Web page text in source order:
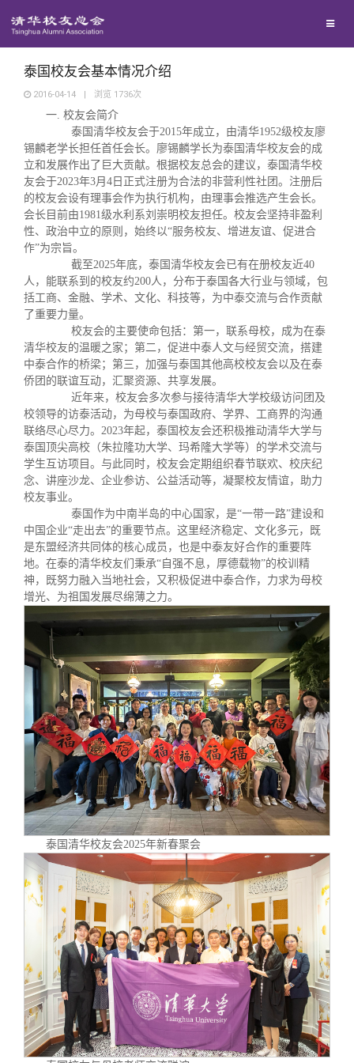
西南联大校友会
回馈母校
捐赠项目
捐赠新闻
捐赠纪事
义工计划
媒体平台
《清华校友通讯》
《水木清华》
新媒体平台
百年清华
清华人物
青春风采
校友文苑
校友讲坛
校友服务
信息化服务
三创大赛
实用信息
总会简介
会长致辞
总会章程
制度法规
联系我们
关闭
泰国校友会基本情况介绍
2016-04-14 | 浏览 1736次
一. 校友会简介
泰国清华校友会于2015年成立，由清华1952级校友廖
锡麟老学长担任首任会长。廖锡麟学长为泰国清华校友会的成
立和发展作出了巨大贡献。根据校友总会的建议，泰国清华校
友会于2023年3月4日正式注册为合法的非营利性社团。注册后
的校友会设有理事会作为执行机构，由理事会推选产生会长。
会长目前由1981级水利系刘崇明校友担任。校友会坚持非盈利
性、政治中立的原则，始终以“服务校友、增进友谊、促进合
作”为宗旨。
截至2025年底，泰国清华校友会已有在册校友近40
人，能联系到的校友约200人，分布于泰国各大行业与领域，包
括工商、金融、学术、文化、科技等，为中泰交流与合作贡献
了重要力量。
校友会的主要使命包括：第一，联系母校，成为在泰
清华校友的温暖之家；第二，促进中泰人文与经贸交流，搭建
中泰合作的桥梁；第三，加强与泰国其他高校校友会以及在泰
侨团的联谊互动，汇聚资源、共享发展。
近年来，校友会多次参与接待清华大学校级访问团及
校领导的访泰活动，为母校与泰国政府、学界、工商界的沟通
联络尽心尽力。2023年起，泰国校友会还积极推动清华大学与
泰国顶尖高校（朱拉隆功大学、玛希隆大学等）的学术交流与
学生互访项目。与此同时，校友会定期组织春节联欢、校庆纪
念、讲座沙龙、企业参访、公益活动等，凝聚校友情谊，助力
校友事业。
泰国作为中南半岛的中心国家，是“一带一路”建设和
中国企业“走出去”的重要节点。这里经济稳定、文化多元，既
是东盟经济共同体的核心成员，也是中泰友好合作的重要阵
地。在泰的清华校友们秉承“自强不息，厚德载物”的校训精
神，既努力融入当地社会，又积极促进中泰合作，力求为母校
增光、为祖国发展尽绵薄之力。
泰国清华校友会2025年新春聚会